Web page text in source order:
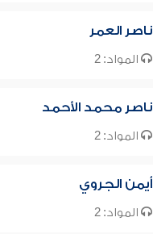
ناصر العمر
المواد: 2
ناصر محمد الأحمد
المواد: 2
أيمن الجروي
المواد: 2